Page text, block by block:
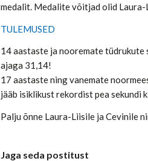
medalit. Medalite võitjad olid Laura-
TULEMUSED
14 aastaste ja nooremate tüdrukute
ajaga 31,14!
17 aastaste ning vanemate
jääb isiklikust rekordist pea sekundi
Palju õnne Laura-Liisile ja Cevinile
Jaga seda postitust